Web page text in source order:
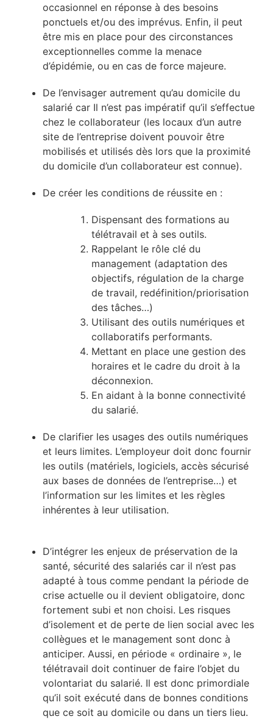
occasionnel en réponse à des besoins
ponctuels et/ou des imprévus. Enfin, il peut
être mis en place pour des circonstances
exceptionnelles comme la menace
d’épidémie, ou en cas de force majeure.
De l’envisager autrement qu’au domicile du
salarié car Il n’est pas impératif qu’il s’effectue
chez le collaborateur (les locaux d’un autre
site de l’entreprise doivent pouvoir être
mobilisés et utilisés dès lors que la proximité
du domicile d’un collaborateur est connue).
De créer les conditions de réussite en :
Dispensant des formations au
télétravail et à ses outils.
Rappelant le rôle clé du
management (adaptation des
objectifs, régulation de la charge
de travail, redéfinition/priorisation
des tâches…)
Utilisant des outils numériques et
collaboratifs performants.
Mettant en place une gestion des
horaires et le cadre du droit à la
déconnexion.
En aidant à la bonne connectivité
du salarié.
De clarifier les usages des outils numériques
et leurs limites. L’employeur doit donc fournir
les outils (matériels, logiciels, accès sécurisé
aux bases de données de l’entreprise…) et
l’information sur les limites et les règles
inhérentes à leur utilisation.
D’intégrer les enjeux de préservation de la
santé, sécurité des salariés car il n’est pas
adapté à tous comme pendant la période de
crise actuelle ou il devient obligatoire, donc
fortement subi et non choisi. Les risques
d’isolement et de perte de lien social avec les
collègues et le management sont donc à
anticiper. Aussi, en période « ordinaire », le
télétravail doit continuer de faire l’objet du
volontariat du salarié. Il est donc primordiale
qu’il soit exécuté dans de bonnes conditions
que ce soit au domicile ou dans un tiers lieu.